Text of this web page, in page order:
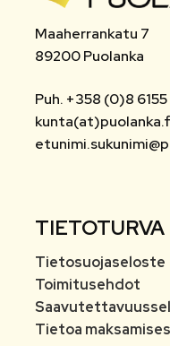
Maaherrankatu 7
89200 Puolanka
Puh. +358 (0)8 6155
TIETOTURVA
Tietosuojaseloste
Toimitusehdot
Tietoa